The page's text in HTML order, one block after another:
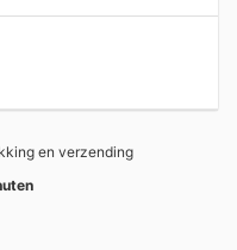
en verzending